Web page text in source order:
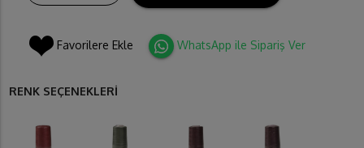
Favorilere Ekle WhatsApp ile Sipariş Ver
RENK SEÇENEKLERİ